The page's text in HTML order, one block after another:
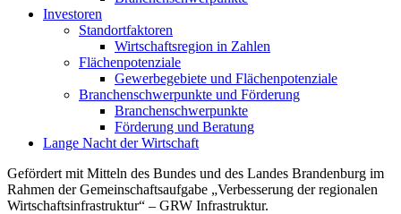
Investoren
Standortfaktoren
Wirtschaftsregion in Zahlen
Flächenpotenziale
Gewerbegebiete und Flächenpotenziale
Branchenschwerpunkte und Förderung
Branchenschwerpunkte
Förderung und Beratung
Lange Nacht der Wirtschaft
Gefördert mit Mitteln des Bundes und des Landes Brandenburg im
Rahmen der Gemeinschaftsaufgabe „Verbesserung der regionalen
Wirtschaftsinfrastruktur“ – GRW Infrastruktur.